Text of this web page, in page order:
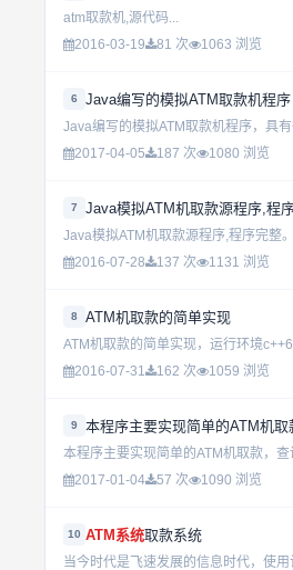
atm取款机,源代码...
2016-03-19
81 次 1063 浏览
6 Java编写的模拟ATM取款机程序
Java编写的模拟ATM取款机程序，具
2017-04-05
187 次 1080 浏览
7 Java模拟ATM机取款源程序,程序
Java模拟ATM机取款源程序,程序完整
2016-07-28
137 次 1131 浏览
8 ATM机取款的简单实现
2016-07-31
162 次 1059 浏览
9 本程序主要实现简单的ATM机取
2017-01-04
57 次 1090 浏览
10 ATM系统取款系统